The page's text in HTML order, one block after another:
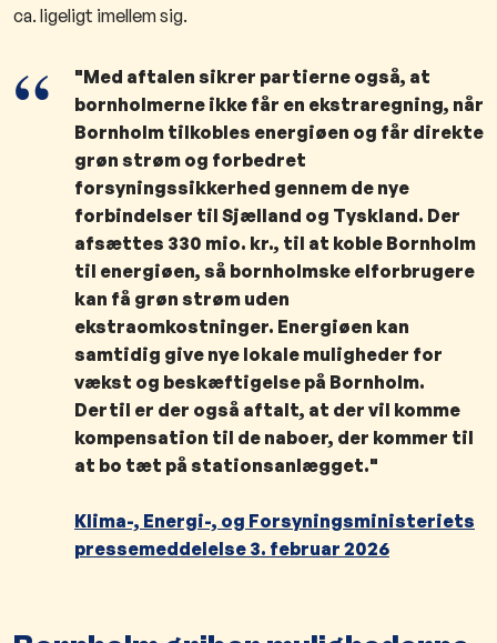
ca. ligeligt imellem sig.
"Med aftalen sikrer partierne også, at
bornholmerne ikke får en ekstraregning, når
Bornholm tilkobles energiøen og får direkte
grøn strøm og forbedret
forsyningssikkerhed gennem de nye
forbindelser til Sjælland og Tyskland. Der
afsættes 330 mio. kr., til at koble Bornholm
til energiøen, så bornholmske elforbrugere
kan få grøn strøm uden
ekstraomkostninger. Energiøen kan
samtidig give nye lokale muligheder for
vækst og beskæftigelse på Bornholm.
Dertil er der også aftalt, at der vil komme
kompensation til de naboer, der kommer til
at bo tæt på stationsanlægget."
Klima-, Energi-, og Forsyningsministeriets
pressemeddelelse 3. februar 2026